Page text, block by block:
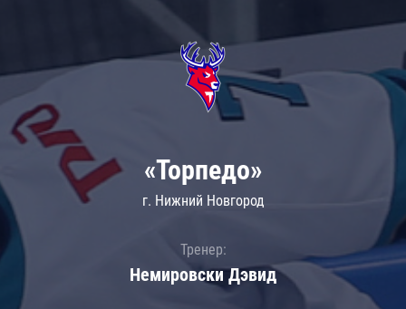
«Торпедо»
г. Нижний Новгород
Тренер:
Немировски Дэвид